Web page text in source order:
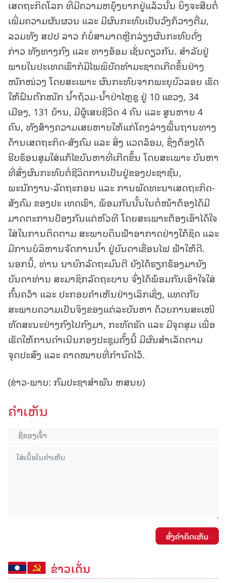
ເສດຖະກິດໂລກ ທີ່ມີຄວາມຫຍຸ້ງຍາກຢູ່ແລ້ວນັ້ນ ຍິ່ງຈະສືບຕໍ່
ເພີ່ມຄວາມຜັນຜວນ ແລະ ມີຜົນກະທົບເປັນວົງກ້ວາງຕື່ມ,
ລວມທັງ ສປປ ລາວ ກໍບໍ່ສາມາດຫຼີກລ່ຽງຜົນກະທົບດັ່ງ
ກ່າວ ທັງທາງກົງ ແລະ ທາງອ້ອມ ເຊັ່ນດຽວກັນ. ສຳລັບຢູ່
ພາຍໃນປະເທດເຮົາກໍມີໄພພິບັດທຳມະຊາດເກີດຂຶ້ນຢ່າງ
ໜັກໜ່ວງ ໂດຍສະເພາະ ຜົນກະທົບຈາກພະຍຸບົວລອຍ ເຮັດ
ໃຫ້ຝົນຕົກໜັກ ນໍ້າຖ້ວມ-ນໍ້າປ່າໄຫຼຊຸ ຢູ່ 10 ແຂວງ, 34
ເມືອງ, 131 ບ້ານ, ມີຜູ້ເສຍຊີວິດ 4 ຄົນ ແລະ ສູນຫາຍ 4
ຄົນ, ທັງສ້າງຄວາມເສຍຫາຍໃຫ້ແກ່ໂຄງລ່າງພື້ນຖານທາງ
ດ້ານເສດຖະກິດ-ສັງຄົມ ແລະ ສິ່ງ ແວດລ້ອມ, ຊຶ່ງຕ້ອງໄດ້
ຮີບຮ້ອນສຸມໃສ່ແກ້ໄຂບັນຫາທີ່ເກີດຂຶ້ນ ໂດຍສະເພາະ ບັນຫາ
ທີ່ສົ່ງຜົນກະທົບຕໍ່ຊີວິດການເປັນຢູ່ຂອງປະຊາຊົນ,
ພະນັກງານ-ລັດຖະກອນ ແລະ ການພັດທະນາເສດຖະກິດ-
ສັງຄົມ ຂອງປະ ເທດເຮົາ, ພ້ອມກັນນັ້ນໃນຕໍ່ໜ້າຕ້ອງໄດ້ມີ
ມາດຕະການປ້ອງກັນແຕ່ຫົວທີ ໂດຍສະເພາະຕ້ອງເອົາໄດ້ໃຈ
ໃສ່ໃນການຕິດຕາມ ສະພາບດິນຟ້າອາກາດຢ່າງໃກ້ຊິດ ແລະ
ມີການບໍລິຫານຈັດການນໍ້າ ຢູ່ບັນດາເຂື່ອນໄຟ ຟ້າໃຫ້ດີ.
ນອກນີ້, ທ່ານ ນາຍົກລັດຖະມົນຕີ ຍັງໄດ້ຮຽກຮ້ອງມາຍັງ
ບັນດາທ່ານ ສະມາຊິກລັດຖະບານ ຈົ່ງໄດ້ພ້ອມກັນເອົາໃຈໃສ່
ຄົ້ນຄວ້າ ແລະ ປະກອບຄຳເຫັນຢ່າງເລິກເຊິ່ງ, ແທດກັບ
ສະພາບຄວາມເປັນຈິງຂອງແຕ່ລະບັນຫາ ດ້ວຍການສະເໜີ
ທັດສະນະຢ່າງກົງໄປກົງມາ, ກະທັດຮັດ ແລະ ມີຈຸດສຸມ ເພື່ອ
ເຮັດໃຫ້ການດຳເນີນກອງປະຊຸມຄັ້ງນີ້ ມີຜົນສຳເລັດຕາມ
ຈຸດປະສົງ ແລະ ຄາດໝາຍທີ່ກໍານົດໄວ້.
(ຂ່າວ-ພາບ: ກົມປະຊາສຳພັນ ຫສນຍ)
ຄໍາເຫັນ
ສົ່ງຄໍາຄິດເຫັນ
ຂ່າວເດັ່ນ